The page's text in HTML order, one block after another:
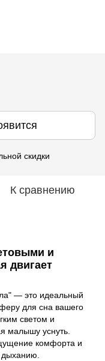
скидки
К сравнению
и
двигает
— это идеальный
для сна вашего
светом и
малышу уснуть.
комфорта и
дыханию.